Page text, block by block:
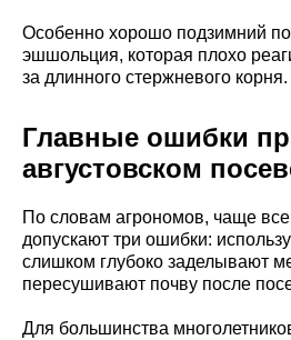
Особенно хорошо подзимний
эшшольция, которая плохо
за длинного стержневого корня.
Главные ошибки
августовском
По словам агрономов, чаще
допускают три ошибки:
слишком глубоко заделывают
пересушивают почву после
Для большинства